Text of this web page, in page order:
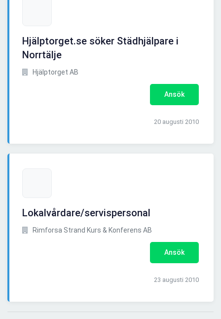
Hjälptorget.se söker Städhjälpare i
Norrtälje
Hjälptorget AB
Ansök
20 augusti 2010
Lokalvårdare/servispersonal
Rimforsa Strand Kurs & Konferens AB
Ansök
23 augusti 2010